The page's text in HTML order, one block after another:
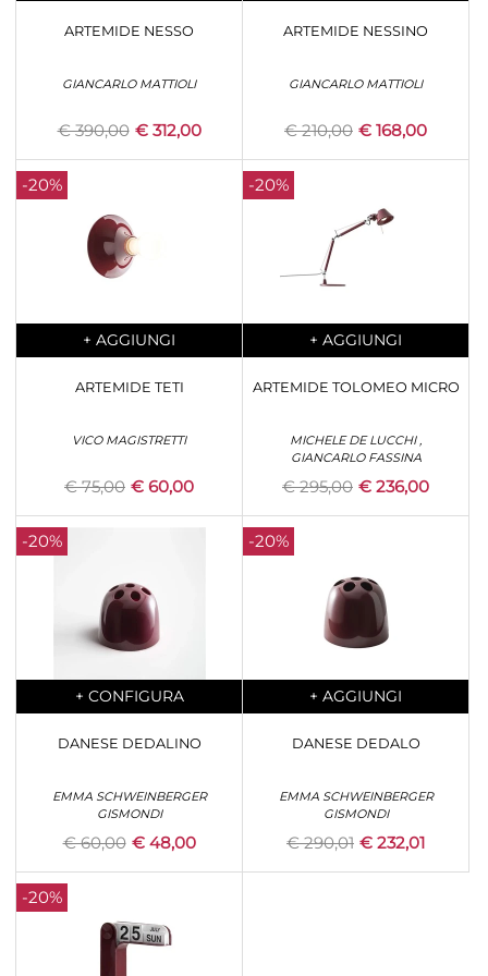
ARTEMIDE NESSO
GIANCARLO MATTIOLI
€ 390,00 € 312,00
ARTEMIDE NESSINO
GIANCARLO MATTIOLI
€ 210,00 € 168,00
-20%
Quantity
+ AGGIUNGI
ARTEMIDE TETI
VICO MAGISTRETTI
€ 75,00 € 60,00
-20%
Quantity
+ AGGIUNGI
ARTEMIDE TOLOMEO MICRO
MICHELE DE LUCCHI ,
GIANCARLO FASSINA
€ 295,00 € 236,00
-20%
Quantity
+ CONFIGURA
DANESE DEDALINO
EMMA SCHWEINBERGER
GISMONDI
€ 60,00 € 48,00
-20%
Quantity
+ AGGIUNGI
DANESE DEDALO
EMMA SCHWEINBERGER
GISMONDI
€ 290,01 € 232,01
-20%